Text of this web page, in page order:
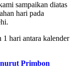
sampaikan diatas
hari pada
1 hari antara kalender
Primbon